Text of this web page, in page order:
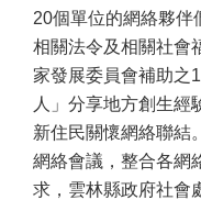
20個單位的網絡夥伴
相關法令及相關社會
家發展委員會補助之
人」分享地方創生經
新住民關懷網絡聯結
網絡會議，整合各網
求，雲林縣政府社會